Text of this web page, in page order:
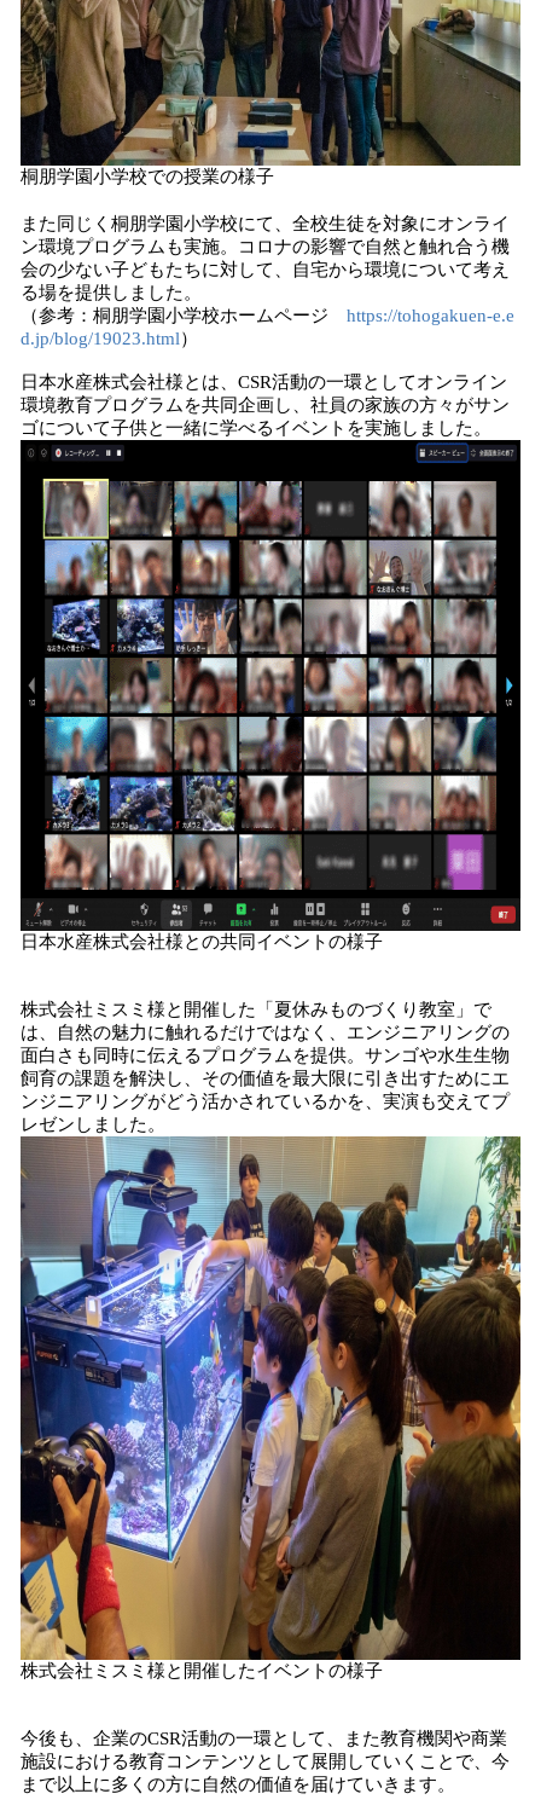
桐朋学園小学校での授業の様子
また同じく桐朋学園小学校にて、全校生徒を対象にオンライ
ン環境プログラムも実施。コロナの影響で自然と触れ合う機
会の少ない子どもたちに対して、自宅から環境について考え
る場を提供しました。
（参考：桐朋学園小学校ホームページ https://tohogakuen-e.e
d.jp/blog/19023.html）
日本水産株式会社様とは、CSR活動の一環としてオンライン
環境教育プログラムを共同企画し、社員の家族の方々がサン
ゴについて子供と一緒に学べるイベントを実施しました。
日本水産株式会社様との共同イベントの様子
株式会社ミスミ様と開催した「夏休みものづくり教室」で
は、自然の魅力に触れるだけではなく、エンジニアリングの
面白さも同時に伝えるプログラムを提供。サンゴや水生生物
飼育の課題を解決し、その価値を最大限に引き出すためにエ
ンジニアリングがどう活かされているかを、実演も交えてプ
レゼンしました。
株式会社ミスミ様と開催したイベントの様子
今後も、企業のCSR活動の一環として、また教育機関や商業
施設における教育コンテンツとして展開していくことで、今
まで以上に多くの方に自然の価値を届けていきます。